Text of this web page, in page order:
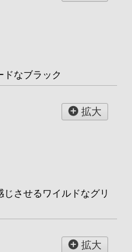
ドなブラック
拡大
させるワイルドなグリ
拡大